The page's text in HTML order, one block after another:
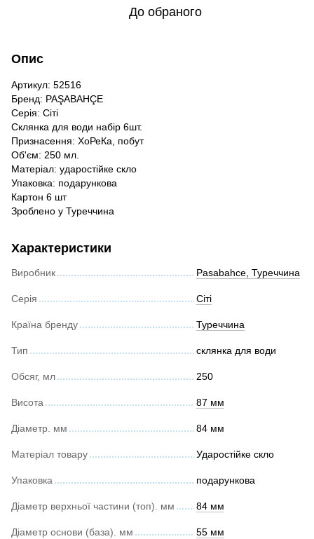
До обраного
Опис
Артикул: 52516
Бренд: PAŞABAHÇE
Серія: Сіті
Склянка для води набір 6шт.
Признасення: ХоРеКа, побут
Об'єм: 250 мл.
Матеріал: ударостійке скло
Упаковка: подарункова
Картон 6 шт
Зроблено у Туреччина
Характеристики
Виробник Pasabahce, Туреччина
Серія Сіті
Країна бренду Туреччина
Тип склянка для води
Обсяг, мл 250
Висота 87 мм
Діаметр. мм 84 мм
Матеріал товару Ударостійке скло
Упаковка подарункова
Діаметр верхньої частини (топ). мм 84 мм
Діаметр основи (база). мм 55 мм